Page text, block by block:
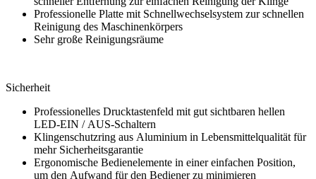
Professionelle Platte mit Schnellwechselsystem zur schnellen
Reinigung des Maschinenkörpers
Sehr große Reinigungsräume
Sicherheit
Professionelles Drucktastenfeld mit gut sichtbaren hellen
LED-EIN / AUS-Schaltern
Klingenschutzring aus Aluminium in Lebensmittelqualität für
mehr Sicherheitsgarantie
Ergonomische Bedienelemente in einer einfachen Position,
um den Aufwand für den Bediener zu minimieren